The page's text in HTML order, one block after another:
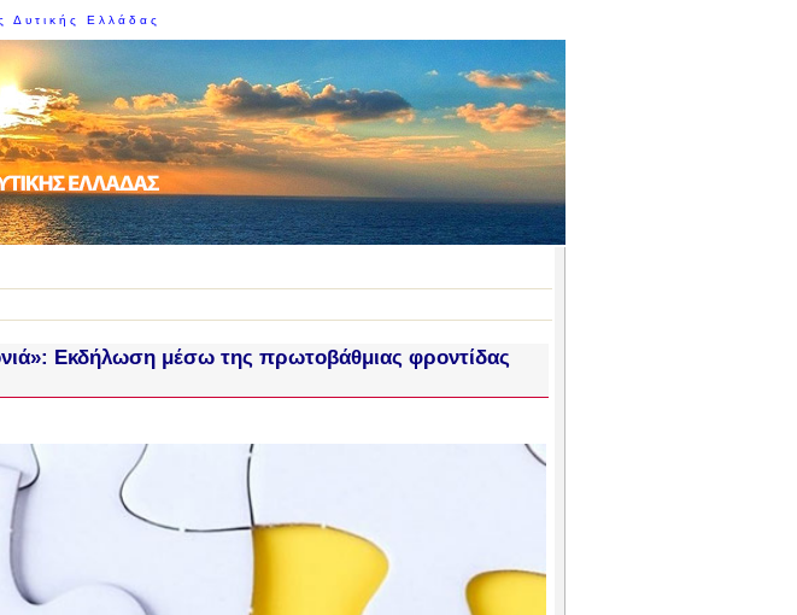
Δυτικής Ελλάδας
Εκδήλωση μέσω της πρωτοβάθμιας φροντίδας